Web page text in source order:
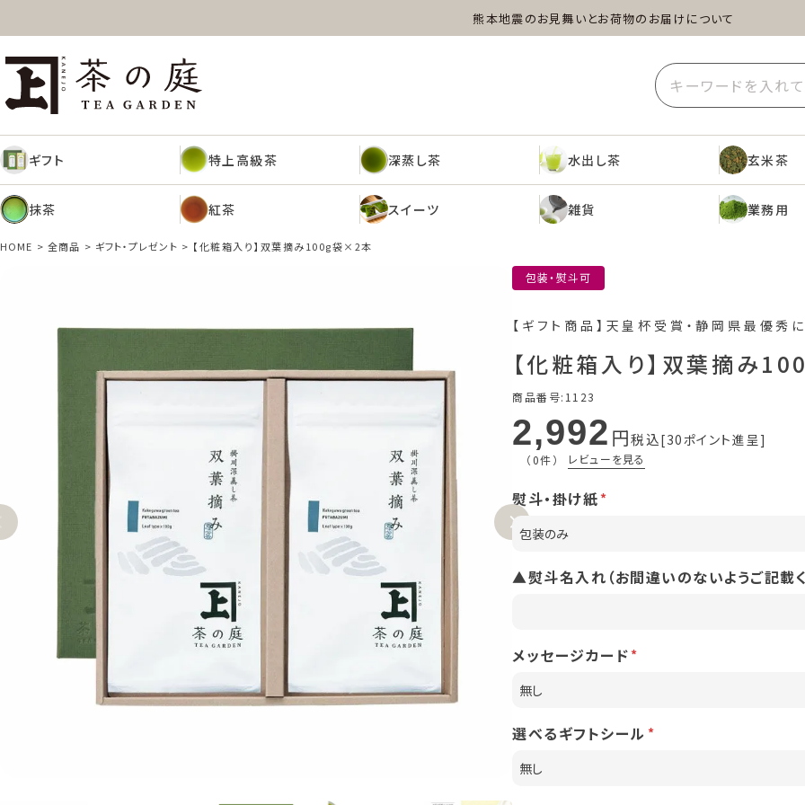
熊本地震のお見舞いとお荷物のお届けについて
水出し茶
抹茶
ギフト 特上高級茶 深蒸し茶 水出し茶 玄米茶
抹茶 紅茶 スイーツ 雑貨 業務用
HOME 全商品 ギフト・プレゼント 【化粧箱入り】双葉摘み100g袋×2本
包装・熨斗可
【ギフト商品】天皇杯受賞・静岡県最優
【化粧箱入り】双葉摘み
商品番号 1123
2,992 税込 30ポイント進呈
（0件） レビューを見る
熨斗・掛け紙
▲熨斗名入れ（お間違いのないようご記載
メッセージカード
選べるギフトシール